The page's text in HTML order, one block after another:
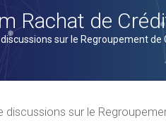
Rachat de
sur le Regroupement
discussions sur le